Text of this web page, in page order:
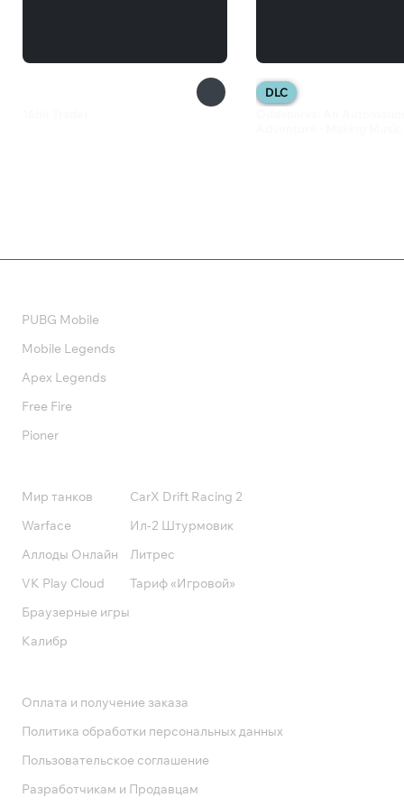
DLC
PUBG Mobile
Mobile Legends
Apex Legends
Free Fire
Pioner
Мир танков
Warface
Аллоды Онлайн
VK Play Cloud
Браузерные игры
Калибр
CarX Drift Racing 2
Ил-2 Штурмовик
Литрес
Тариф «Игровой»
Оплата и получение заказа
Политика обработки персональных данных
Пользовательское соглашение
Разработчикам и Продавцам